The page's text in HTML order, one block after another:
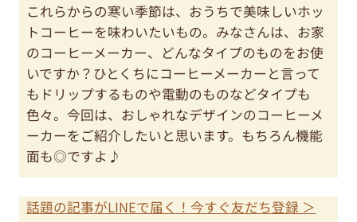
これらからの寒い季節は、おうちで美味しいホッ
トコーヒーを味わいたいもの。みなさんは、お家
のコーヒーメーカー、どんなタイプのものをお使
いですか？ひとくちにコーヒーメーカーと言って
もドリップするものや電動のものなどタイプも
色々。今回は、おしゃれなデザインのコーヒーメ
ーカーをご紹介したいと思います。もちろん機能
面も◎ですよ♪
話題の記事がLINEで届く！今すぐ友だち登録 ＞